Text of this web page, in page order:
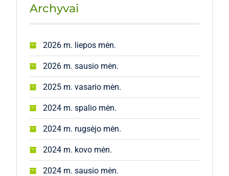
Archyvai
2026 m. liepos mėn.
2026 m. sausio mėn.
2025 m. vasario mėn.
2024 m. spalio mėn.
2024 m. rugsėjo mėn.
2024 m. kovo mėn.
2024 m. sausio mėn.